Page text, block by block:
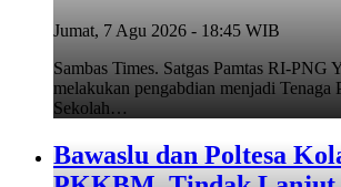
Jumat, 7 Agu 2026 - 18:45 WIB
Sambas Times. Satgas Pamtas RI-PNG
melakukan pengabdian menjadi
Sekolah…
Bawaslu dan Poltesa